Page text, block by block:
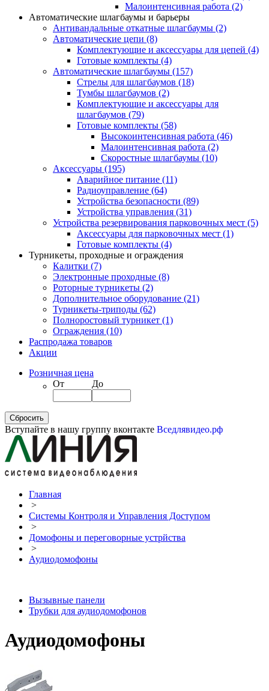
Малоинтенсивная работа (2)
Автоматические шлагбаумы и барьеры
Антивандальные откатные шлагбаумы (2)
Автоматические цепи (8)
Комплектующие и аксессуары для цепей (4)
Готовые комплекты (4)
Автоматические шлагбаумы (157)
Стрелы для шлагбаумов (18)
Тумбы шлагбаумов (2)
Комплектующие и аксессуары для
шлагбаумов (79)
Готовые комплекты (58)
Высокоинтенсивная работа (46)
Малоинтенсивная работа (2)
Скоростные шлагбаумы (10)
Аксессуары (195)
Аварийное питание (11)
Радиоуправление (64)
Устройства безопасности (89)
Устройства управления (31)
Устройства резервирования парковочных мест (5)
Аксессуары для парковочных мест (1)
Готовые комплекты (4)
Турникеты, проходные и ограждения
Калитки (7)
Электронные проходные (8)
Роторные турникеты (2)
Дополнительное оборудование (21)
Турникеты-триподы (62)
Полноростовый турникет (1)
Ограждения (10)
Распродажа товаров
Акции
Розничная цена
От
До
Вступайте в нашу группу вконтакте Вседлявидео.рф
Главная
>
Системы Контроля и Управления Доступом
>
Домофоны и переговорные устрйства
>
Аудиодомофоны
Вызывные панели
Трубки для аудиодомофонов
Аудиодомофоны